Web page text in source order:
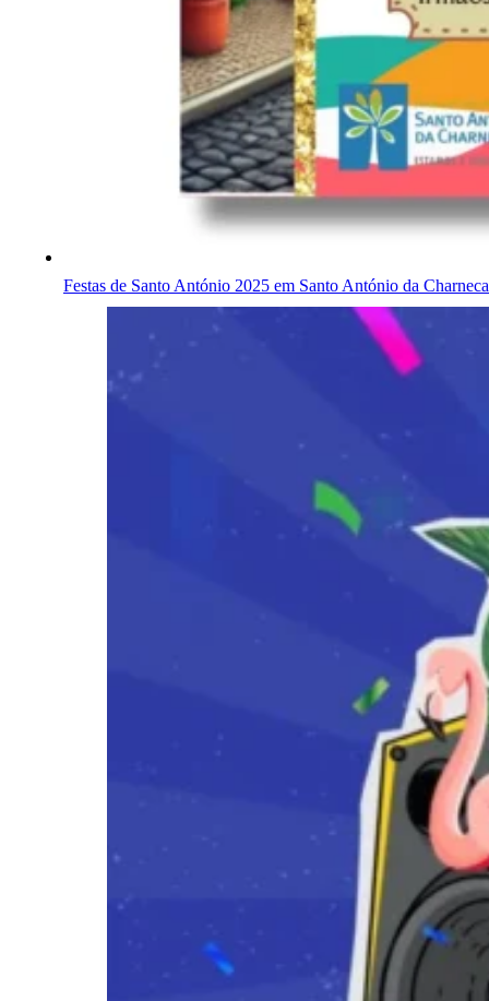
Festas de Santo António 2025 em Santo António da Charneca